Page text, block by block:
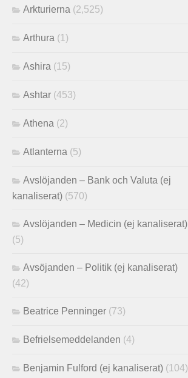
Arkturierna (2,525)
Arthura (1)
Ashira (15)
Ashtar (453)
Athena (2)
Atlanterna (5)
Avslöjanden – Bank och Valuta (ej
kanaliserat) (570)
Avslöjanden – Medicin (ej kanaliserat)
(5)
Avsöjanden – Politik (ej kanaliserat)
(42)
Beatrice Penninger (73)
Befrielsemeddelanden (4)
Benjamin Fulford (ej kanaliserat) (104)